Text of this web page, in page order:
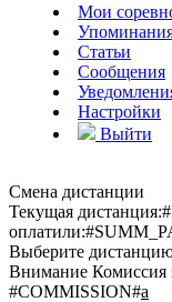
Мои
Статьи
Сообщения
Настройки
Выйти
Смена дистанции
Текущая дистанция:
оплатили:
Выберите
Внимание Комиссия
#COMMISSION#a